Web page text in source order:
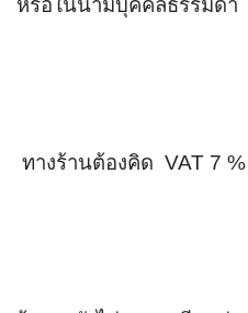
หรือในนามบุคคลธรรมดา
ทางร้านต้องคิด  VAT 7